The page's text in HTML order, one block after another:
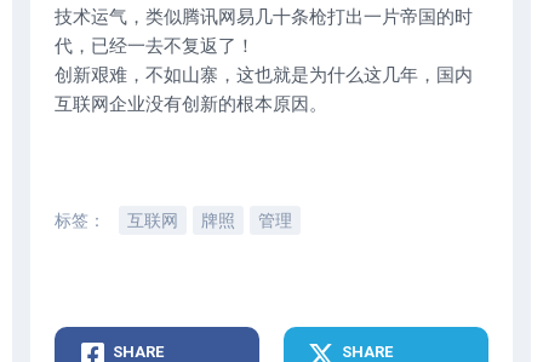
技术运气，类似腾讯网易几十条枪打出一片帝国的时
代，已经一去不复返了！
创新艰难，不如山寨，这也就是为什么这几年，国内
互联网企业没有创新的根本原因。
标签： 互联网 牌照 管理
SHARE SHARE